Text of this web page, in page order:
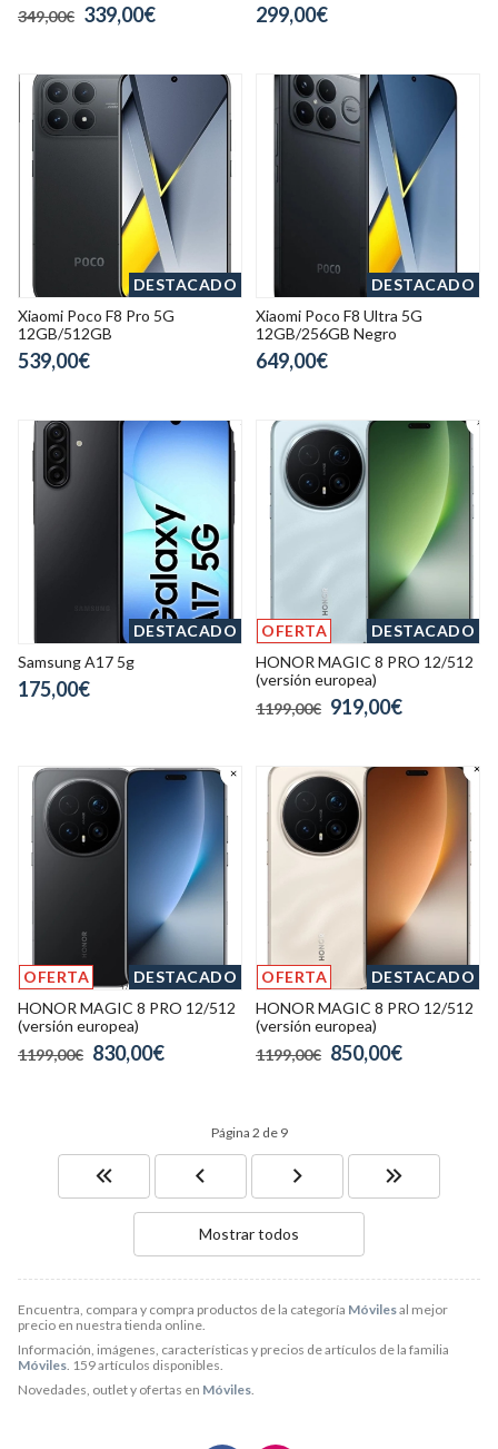
Encuentra, compara y compra productos de la categoría Móvilesal mejor
precio en nuestra tienda online.
Información, imágenes, características y precios de artículos de la familia
Móviles . 159 artículos disponibles.
Novedades, outlet y ofertas en Móviles
349,00€ 339,00€ 299,00€
DESTACADO
Xiaomi Poco F8 Pro 5G
12GB/512GB
539,00€
DESTACADO
Xiaomi Poco F8 Ultra 5G
12GB/256GB Negro
649,00€
DESTACADO
Samsung A17 5g
175,00€
OFERTA
DESTACADO
HONOR MAGIC 8 PRO 12/512
(versión europea)
1199,00€ 919,00€
OFERTA
DESTACADO
HONOR MAGIC 8 PRO 12/512
(versión europea)
1199,00€ 830,00€
OFERTA
DESTACADO
HONOR MAGIC 8 PRO 12/512
(versión europea)
1199,00€ 850,00€
Página 2 de 9
Mostrar todos